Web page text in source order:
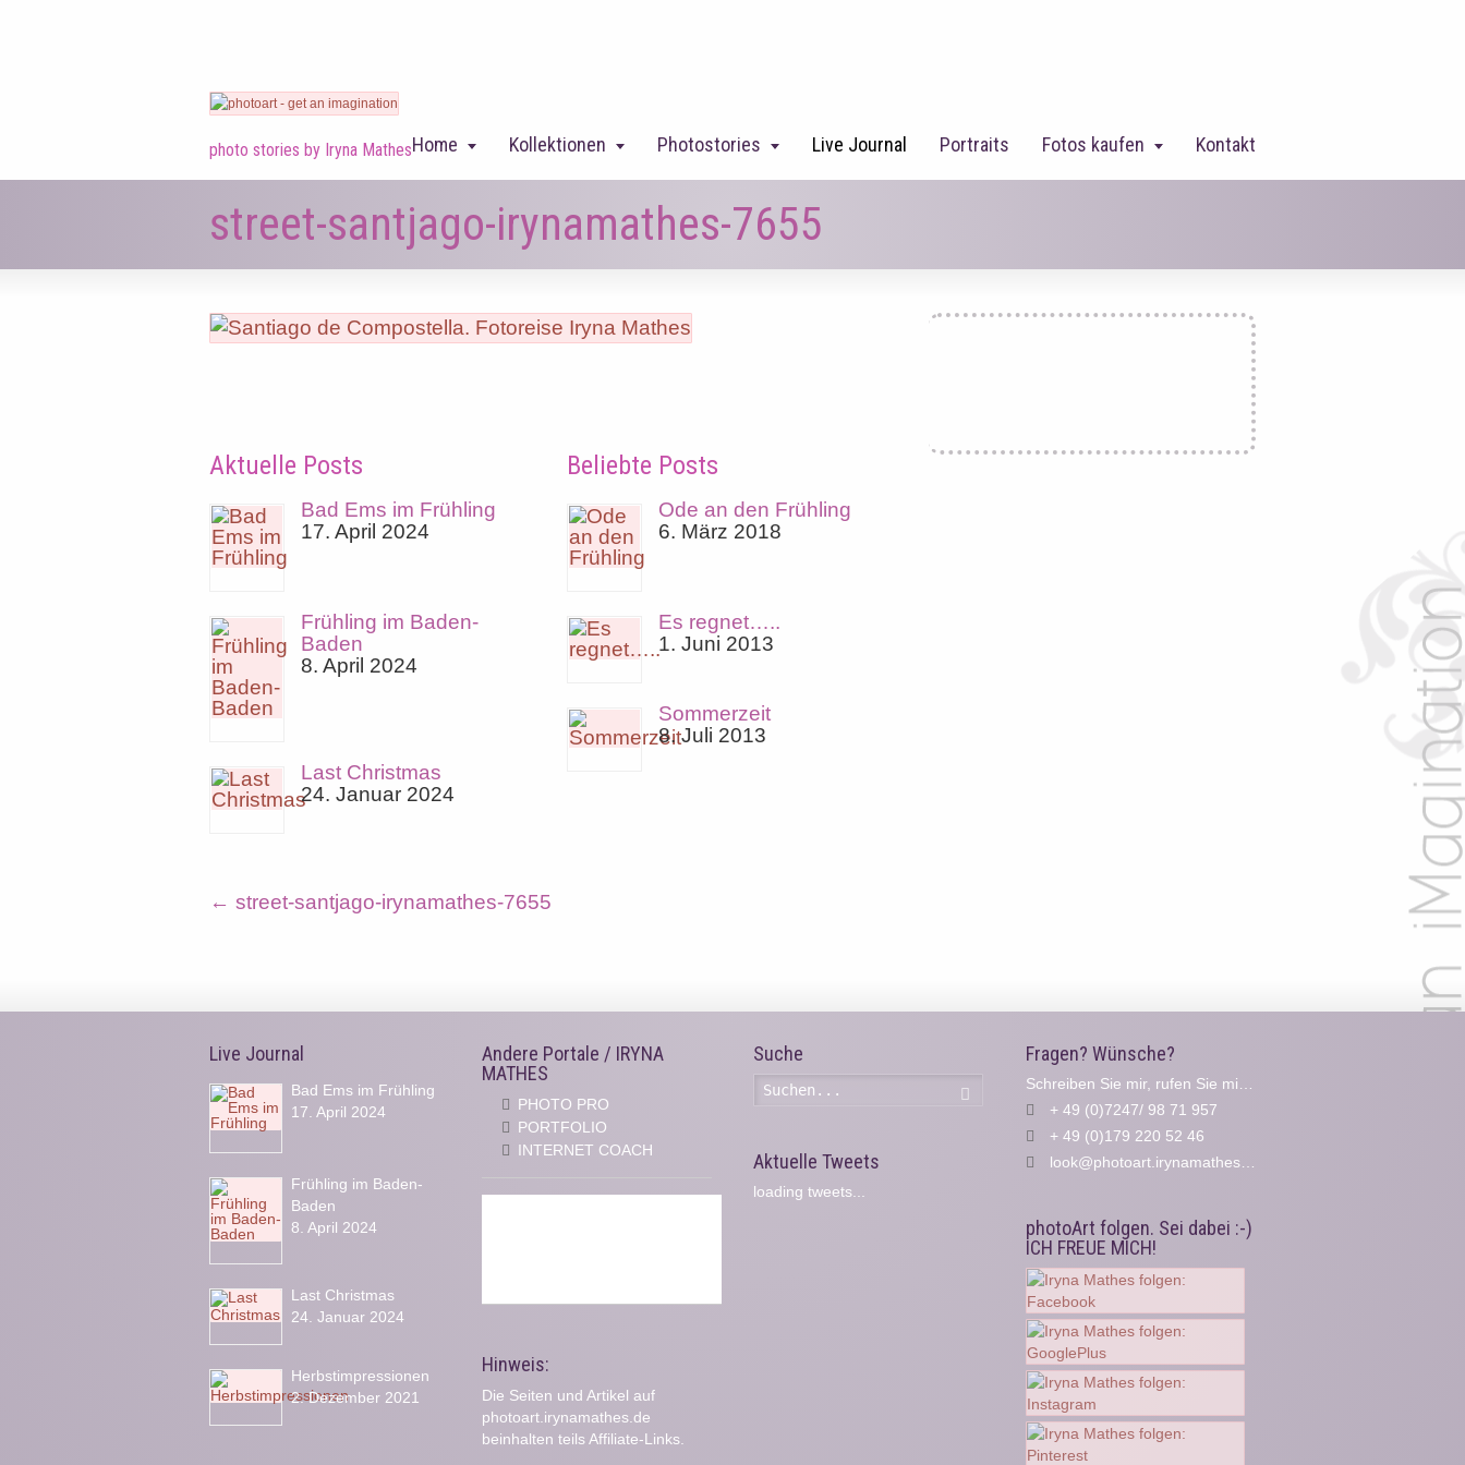
photo stories by Iryna MathesHome Kollektionen Photostories Live Journal Portraits Fotos kaufen Kontakt
street-santjago-irynamathes-7655
Aktuelle Posts
Bad Ems im Frühling
17. April 2024
Frühling im Baden-
Baden
8. April 2024
Last Christmas
24. Januar 2024
Beliebte Posts
Ode an den Frühling
6. März 2018
Es regnet…..
1. Juni 2013
Sommerzeit
8. Juli 2013
← street-santjago-irynamathes-7655
Live Journal
Bad Ems im Frühling
17. April 2024
Frühling im Baden-
Baden
8. April 2024
Last Christmas
24. Januar 2024
Herbstimpressionen
2. Dezember 2021
Andere Portale / IRYNA
MATHES
PHOTO PRO
PORTFOLIO
INTERNET COACH
Hinweis:
Die Seiten und Artikel auf
photoart.irynamathes.de
beinhalten teils Affiliate-Links.
Suche
Aktuelle Tweets
loading tweets...
Fragen? Wünsche?
Schreiben Sie mir, rufen Sie mich an...
+ 49 (0)7247/ 98 71 957
+ 49 (0)179 220 52 46
look@photoart.irynamathes.de
photoArt folgen. Sei dabei :-)
ICH FREUE MICH!